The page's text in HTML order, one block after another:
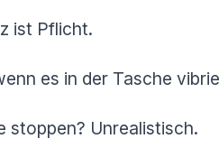
ist Pflicht.
es in der Tasche
stoppen? Unrealistisch.